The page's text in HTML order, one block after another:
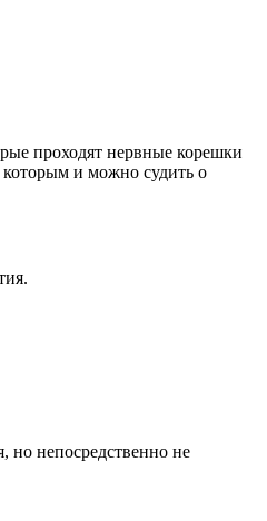
проходят нервные корешки
которым и можно судить о
но непосредственно не